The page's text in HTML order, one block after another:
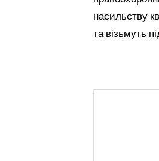
насильству
та візьмуть